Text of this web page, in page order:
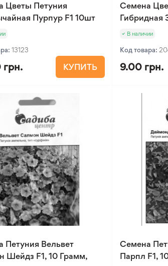
Цветы Петуния
Пурпур F1 10шт
13123
КУПИТЬ
Семена
Гибридная
В наличии
Код товара:
9.00 грн.
Петуния Вельвет
Шейдз F1, 10 Грамм,
Семена
Парпл F1,